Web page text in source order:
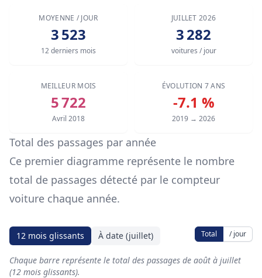
MOYENNE / JOUR
3 523
12 derniers mois
JUILLET 2026
3 282
voitures / jour
MEILLEUR MOIS
5 722
Avril 2018
ÉVOLUTION 7 ANS
-7.1 %
2019 → 2026
Total des passages par année
Ce premier diagramme représente le nombre
total de passages détecté par le compteur
voiture chaque année.
12 mois glissants À date (juillet) Total / jour
Chaque barre représente le total des passages de août à juillet
(12 mois glissants).